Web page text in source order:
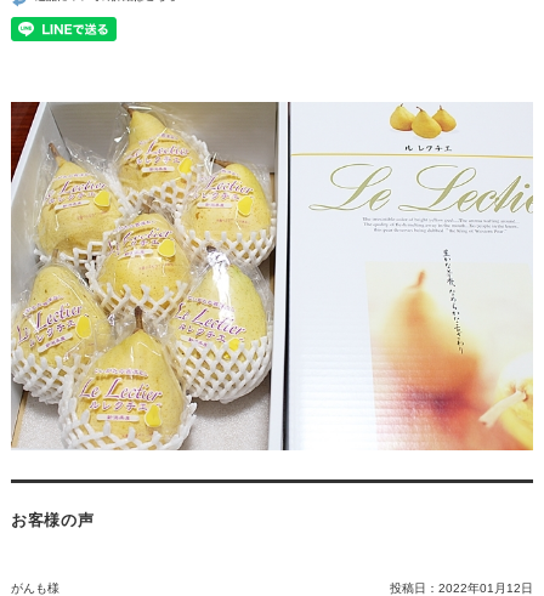
お客様の声
がんも様 投稿日： 2022年01月12日